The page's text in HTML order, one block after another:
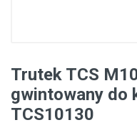
Trutek TCS
gwintowany do
TCS10130